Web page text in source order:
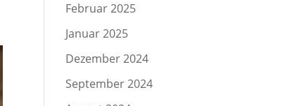
Februar 2025
Januar 2025
Dezember 2024
September 2024